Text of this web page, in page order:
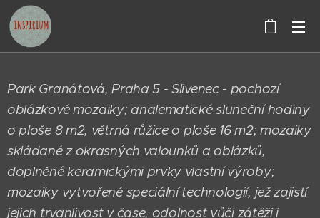
Park Granátová, Praha 5 - Slivenec - pochozí
oblázkové mozaiky; analematické sluneční hodiny
o ploše 8 m2, větrná růžice o ploše 16 m2; mozaiky
skládané z okrasných valounků a oblázků,
doplněné keramickými prvky vlastní výroby;
mozaiky vytvořené speciální technologií, jež zajistí
jejich trvanlivost v čase, odolnost vůči zátěži i